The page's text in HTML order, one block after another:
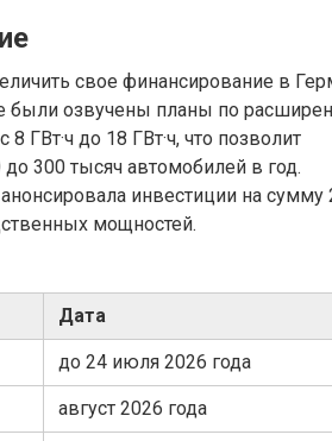
свое финансирование в
были озвучены планы по
ГВт·ч до 18 ГВт·ч, что позволит
300 тысяч автомобилей в год.
инвестиции на сумму
мощностей.
Дата
до 24 июля 2026 года
август 2026 года